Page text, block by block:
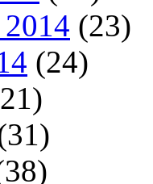
2014 (23)
(24)